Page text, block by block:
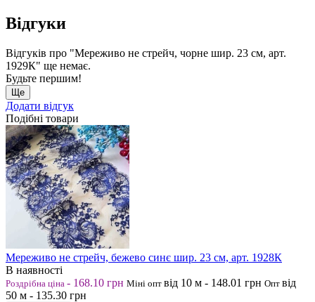
Відгуки
Відгуків про "Мереживо не стрейч, чорне шир. 23 см, арт.
1929К" ще немає.
Будьте першим!
Ще
Додати відгук
Подібні товари
Мереживо не стрейч, бежево синє шир. 23 см, арт. 1928К
В наявності
Роздрібна ціна - 168.10 грн Міні опт від 10 м - 148.01 грн Опт від
50 м - 135.30 грн